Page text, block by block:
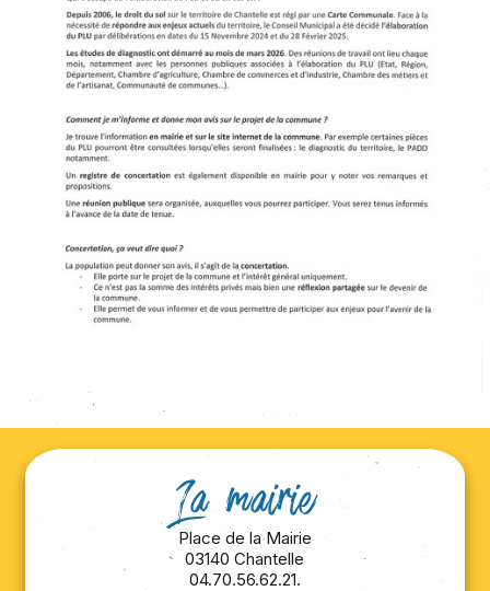
La mairie
Place de la Mairie
03140 Chantelle
04.70.56.62.21.